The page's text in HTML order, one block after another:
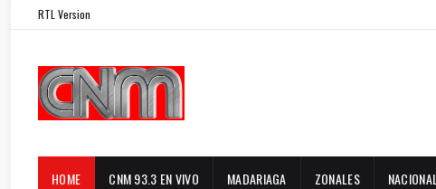
RTL Version
HOME CNM 93.3 EN VIVO MADARIAGA ZONALES